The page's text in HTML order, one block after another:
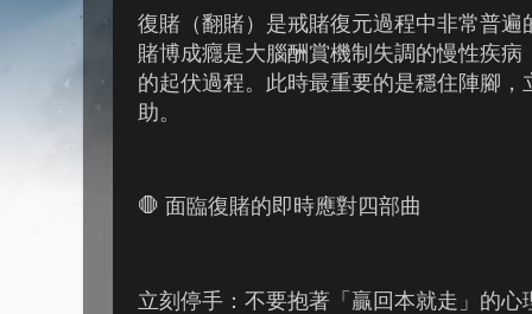
復賭（翻賭）是戒賭復元過程中非常普
賭博成癮是大腦酬賞機制失調的慢性疾
的起伏過程。此時最重要的是穩住陣腳
助。
🛑 面臨復賭的即時應對四部曲
立刻停手：不要抱著「贏回本就走」的